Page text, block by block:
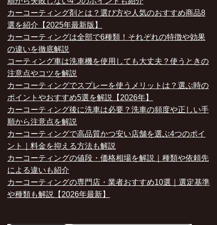
カーコーティング剤とは？選び方や人気のおすすめ商品8
選を紹介【2025年最新版】
カーコーティングは全部で6種類！それぞれの特徴や効果
の違いを徹底解説
コーティング車は洗車機を使用しても大丈夫？使うときの
注意点やコツを解説
カーコーティングでスプレーを使うメリットは？選ぶ時の
ポイントやおすすめ5選を解説【2026年】
カーコーティング後に洗車は必要？洗車の頻度や正しい手
順から注意点を解説
カーコーティングで高品質かつ安い店舗を選ぶ4つのポイ
ント｜料金を抑える方法も解説
カーコーティングの値段・価格相場を解説｜種類や依頼先
による違いも紹介
カーコーティングの専門店・業者おすすめ10選｜選定基準
や種類も解説【2026年最新】